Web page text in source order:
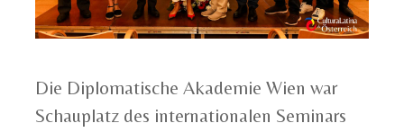
Die Diplomatische Akademie Wien war
Schauplatz des internationalen Seminars